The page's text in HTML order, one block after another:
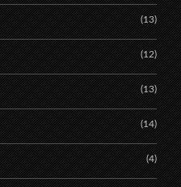
(13)
(12)
(13)
(14)
(4)